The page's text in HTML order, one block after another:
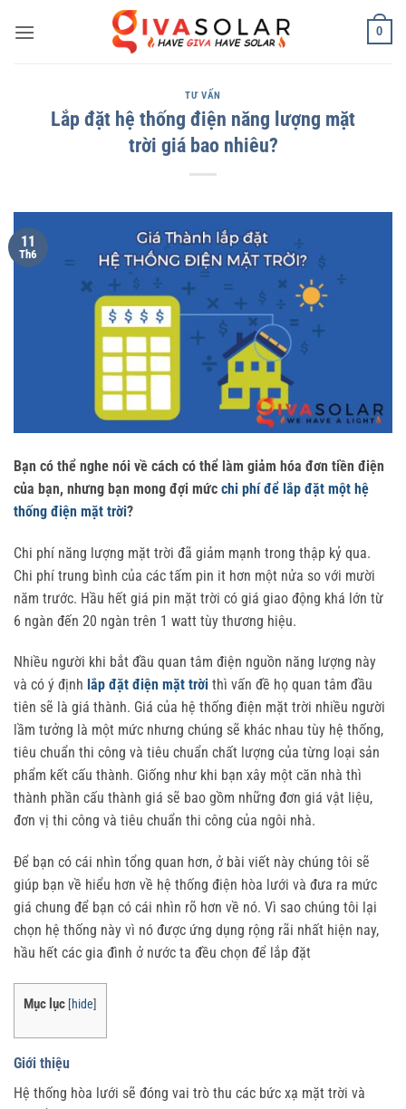
qua
0
TƯ VẤN
Lắp đặt hệ thống điện năng lượng mặt
trời giá bao nhiêu?
11
Th6
Bạn có thể nghe nói về cách có thể làm giảm hóa đơn tiền điện
của bạn, nhưng bạn mong đợi mức chi phí để lắp đặt một hệ
thống điện mặt trời?
Chi phí năng lượng mặt trời đã giảm mạnh trong thập kỷ qua.
Chi phí trung bình của các tấm pin it hơn một nửa so với mười
năm trước. Hầu hết giá pin mặt trời có giá giao động khá lớn từ
6 ngàn đến 20 ngàn trên 1 watt tùy thương hiệu.
Nhiều người khi bắt đầu quan tâm điện nguồn năng lượng này
và có ý định lắp đặt điện mặt trời thì vấn đề họ quan tâm đầu
tiên sẽ là giá thành. Giá của hệ thống điện mặt trời nhiều người
lầm tưởng là một mức nhưng chúng sẽ khác nhau tùy hệ thống,
tiêu chuẩn thi công và tiêu chuẩn chất lượng của từng loại sản
phẩm kết cấu thành. Giống như khi bạn xây một căn nhà thì
thành phần cấu thành giá sẽ bao gồm những đơn giá vật liệu,
đơn vị thi công và tiêu chuẩn thi công của ngôi nhà.
Để bạn có cái nhìn tổng quan hơn, ở bài viết này chúng tôi sẽ
giúp bạn về hiểu hơn về hệ thống điện hòa lưới và đưa ra mức
giá chung để bạn có cái nhìn rõ hơn về nó. Vì sao chúng tôi lại
chọn hệ thống này vì nó được ứng dụng rộng rãi nhất hiện nay,
hầu hết các gia đình ở nước ta đều chọn để lắp đặt
Mục lục [hide]
Giới thiệu
Hệ thống hòa lưới sẽ đóng vai trò thu các bức xạ mặt trời và